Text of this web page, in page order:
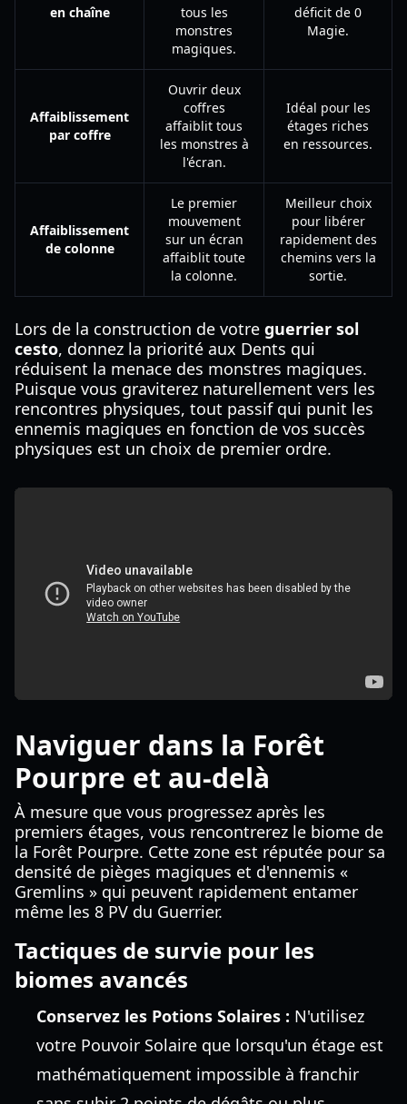
en chaîne
tous les
monstres
magiques.
déficit de 0
Magie.
Affaiblissement
par coffre
Ouvrir deux
coffres
affaiblit tous
les monstres à
l'écran.
Idéal pour les
étages riches
en ressources.
Affaiblissement
de colonne
Le premier
mouvement
sur un écran
affaiblit toute
la colonne.
Meilleur choix
pour libérer
rapidement des
chemins vers la
sortie.
Lors de la construction de votre guerrier sol
cesto, donnez la priorité aux Dents qui
réduisent la menace des monstres magiques.
Puisque vous graviterez naturellement vers les
rencontres physiques, tout passif qui punit les
ennemis magiques en fonction de vos succès
physiques est un choix de premier ordre.
Naviguer dans la Forêt
Pourpre et au-delà
À mesure que vous progressez après les
premiers étages, vous rencontrerez le biome de
la Forêt Pourpre. Cette zone est réputée pour sa
densité de pièges magiques et d'ennemis «
Gremlins » qui peuvent rapidement entamer
même les 8 PV du Guerrier.
Tactiques de survie pour les
biomes avancés
Conservez les Potions Solaires : N'utilisez
votre Pouvoir Solaire que lorsqu'un étage est
mathématiquement impossible à franchir